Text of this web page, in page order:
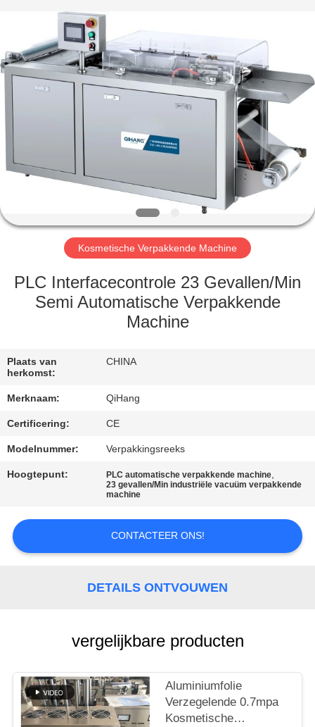
HUIS
PRODUCTEN
ONGEVEER
FABRIEKSREIS
KWALITEITSCONTROLE
CONTACTEER
GEVALLEN
VERZOEK
EEN
CITAAT
SITEMAP
PRIVACY
All
Rights
Reserved.
Kosmetische Verpakkende Machine
PLC Interfacecontrole 23 Gevallen/Min
Semi Automatische Verpakkende
Machine
Plaats van
herkomst:
CHINA
Merknaam: QiHang
Certificering: CE
Modelnummer: Verpakkingsreeks
Hoogtepunt: PLC automatische verpakkende machine,
23 gevallen/Min industriële vacuüm verpakkende
machine
CONTACTEER ONS!
DETAILS ONTVOUWEN
vergelijkbare producten
Aluminiumfolie
Verzegelende 0.7mpa
Kosmetische